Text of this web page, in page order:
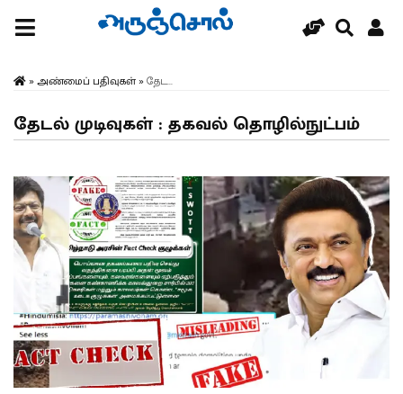
» அண்மைப் பதிவுகள்» தேட...
தேடல் முடிவுகள் : தகவல் தொழில்நுட்பம்